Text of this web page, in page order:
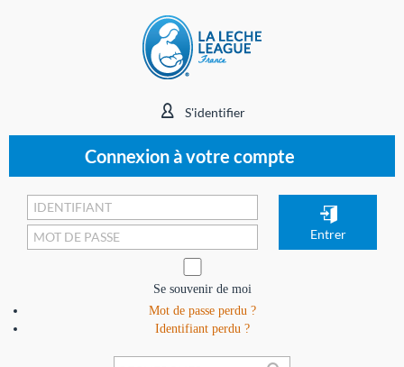
S'identifier
Connexion à votre compte
Se souvenir de moi
Mot de passe perdu ?
Identifiant perdu ?